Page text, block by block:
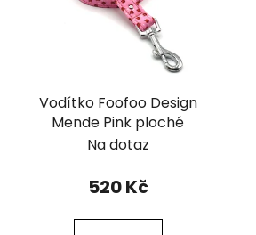
Vodítko Foofoo Design
Mende Pink ploché
Na dotaz
520 Kč